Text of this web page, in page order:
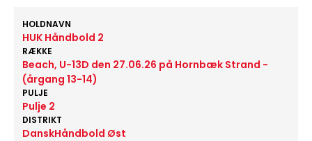
HOLDNAVN
HUK Håndbold 2
RÆKKE
Beach, U-13D den 27.06.26 på Hornbæk Strand -
(årgang 13-14)
PULJE
Pulje 2
DISTRIKT
DanskHåndbold Øst